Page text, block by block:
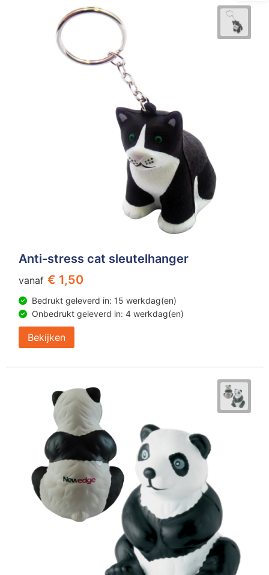
Anti-stress cat sleutelhanger
vanaf € 1,50
Bedrukt geleverd in: 15 werkdag(en)
Onbedrukt geleverd in: 4 werkdag(en)
Bekijken